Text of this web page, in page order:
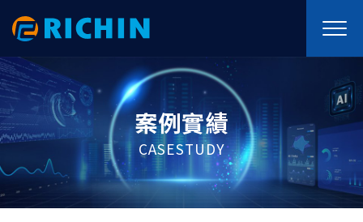
案例實績
CASESTUDY